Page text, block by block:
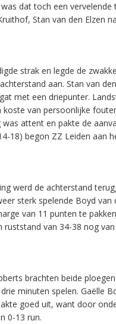
dat toch een vervelende
Stan van den Elzen
strak en legde de
aan. Stan van
met een driepunter.
van persoonlijke
attent en pakte de
18) begon ZZ Leiden aan
werd de achterstand
sterk spelende Boyd van
van 11 punten te
van 34-38 nog
brachten beide
minuten spelen. Gaëlle
goed uit, want door
0-13 run.